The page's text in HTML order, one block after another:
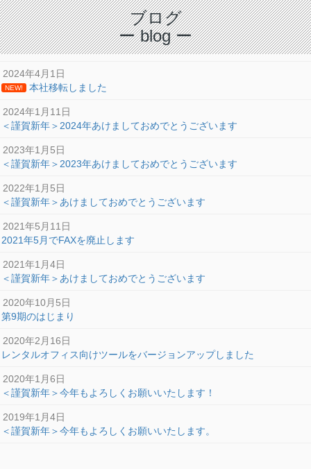
ブログ
ー blog ー
2024年4月1日
NEW! 本社移転しました
2024年1月11日
＜謹賀新年＞2024年あけましておめでとうございます
2023年1月5日
＜謹賀新年＞2023年あけましておめでとうございます
2022年1月5日
＜謹賀新年＞あけましておめでとうございます
2021年5月11日
2021年5月でFAXを廃止します
2021年1月4日
＜謹賀新年＞あけましておめでとうございます
2020年10月5日
第9期のはじまり
2020年2月16日
レンタルオフィス向けツールをバージョンアップしました
2020年1月6日
＜謹賀新年＞今年もよろしくお願いいたします！
2019年1月4日
＜謹賀新年＞今年もよろしくお願いいたします。